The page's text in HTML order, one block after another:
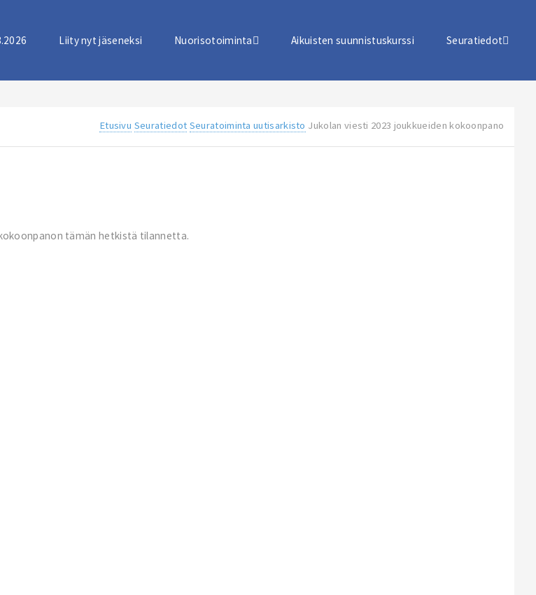
Liity nyt jäseneksi Nuorisotoiminta Aikuisten suunnistuskurssi Seuratiedot
Etusivu Seuratiedot Seuratoiminta uutisarkisto Jukolan viesti 2023 joukkueiden kokoonpano
tämän hetkistä tilannetta.